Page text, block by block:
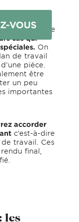
VOUS
dans la
de votre
cas qui
On
de travail
pièce.
être
un peu
importantes
accorder
c’est-à-dire
travail. Ces
final,
les